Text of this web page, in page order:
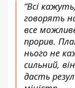
“Всі
говорять
все
прорив.
нього не
сильний,
дасть